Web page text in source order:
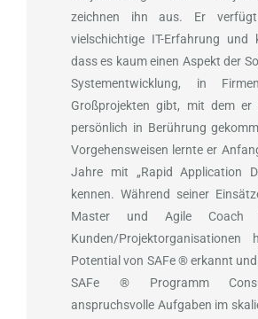
zeichnen ihn aus. Er
vielschichtige IT-Erfahrung und
dass es kaum einen Aspekt der
Systementwicklung, in
Großprojekten gibt, mit dem er
persönlich in Berührung
Vorgehensweisen lernte er
Jahre mit „Rapid Application
kennen. Während seiner
Master und Agile Coach
Kunden/
Potential von SAFe ® erkannt
SAFe ® Programm
anspruchsvolle Aufgaben im